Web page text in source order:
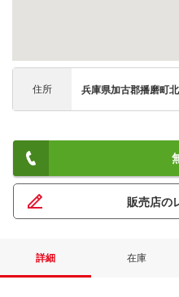
住所 兵庫県加古郡播磨町
販売店の
詳細 在庫